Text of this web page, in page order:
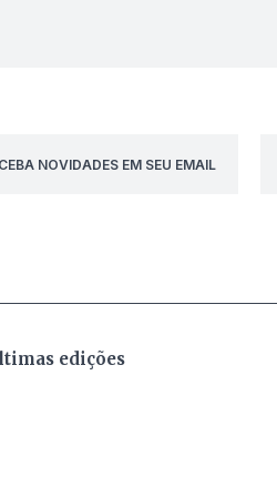
NOVIDADES EM SEU EMAIL
edições